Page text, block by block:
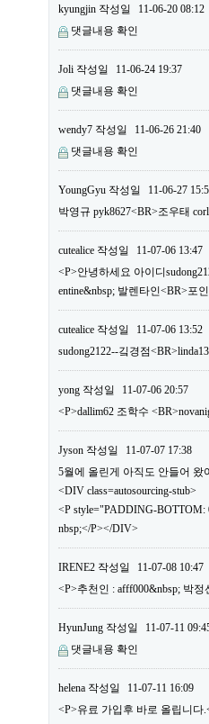
kyungjin 작성일
11-06-20 08:12
댓글내용 확인
Joli 작성일
11-06-24 19:37
댓글내용 확인
wendy7 작성일
11-06-26 21:40
댓글내용 확인
YoungGyu 작성일
11-06-27
박영규 pyk8627<BR>조우태
cutealice 작성일
11-07-06 13:47
<P>안녕하세요 아이디
entine&nbsp; 발렌타인<BR>포
cutealice 작성일
11-07-06 13:52
sudong2122--깈경점
yong 작성일
11-07-06 20:57
<P>dallim62 조학수
Jyson 작성일
11-07-07 17:38
5월에 올린게 아직도 안들어 왔
<DIV class=autosourcing-stub>
<P style="PADDING-
nbsp;</P></DIV>
IRENE2 작성일
11-07-08 10:47
<P>추천인 : afff000&nbsp; 박
HyunJung 작성일
11-07-11
댓글내용 확인
helena 작성일
11-07-11 16:09
<P>유료 가입후 바로 올립니다